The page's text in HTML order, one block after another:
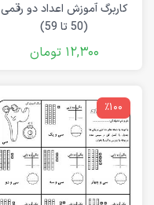
کاربرگ آموزش اعداد دو رقمی
(50 تا 59)
12,300 تومان
٪100